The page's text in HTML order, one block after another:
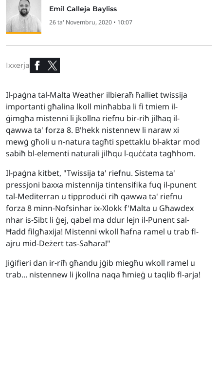
Emil Calleja Bayliss
26 ta' Novembru, 2020 • 10:07
Ixxerja
Il-paġna tal-Malta Weather ilbieraħ ħalliet twissija
importanti għalina lkoll minħabba li fi tmiem il-
ġimgħa mistenni li jkollna riefnu bir-riħ jilħaq il-
qawwa ta' forza 8. B'hekk nistennew li naraw xi
mewġ għoli u n-natura tagħti spettaklu bl-aktar mod
sabiħ bl-elementi naturali jilħqu l-quċċata tagħhom.
Il-paġna kitbet, "Twissija ta' riefnu. Sistema ta'
pressjoni baxxa mistennija tintensifika fuq il-punent
tal-Mediterran u tipproduċi riħ qawwa ta' riefnu
forza 8 minn-Nofsinhar ix-Xlokk f'Malta u Għawdex
nhar is-Sibt li ġej, qabel ma ddur lejn il-Punent sal-
Ħadd filgħaxija! Mistenni wkoll ħafna ramel u trab fl-
ajru mid-Deżert tas-Saħara!"
Jiġifieri dan ir-riħ għandu jġib miegħu wkoll ramel u
trab... nistennew li jkollna naqa ħmieġ u taqlib fl-arja!